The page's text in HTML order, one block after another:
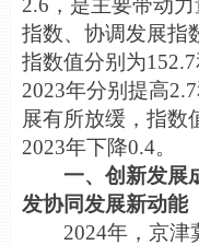
2.6，是主要带动
指数、协调发展指
指数值分别为
2023年分别提高
展有所放缓，指数
2023年下降0.4。
一、创新发展
发协同发展新动能
2024年，京津